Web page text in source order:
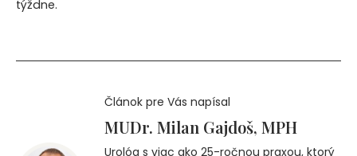
týždne.
Článok pre Vás napísal
MUDr. Milan Gajdoš, MPH
Urológ s viac ako 25-ročnou praxou, ktorý